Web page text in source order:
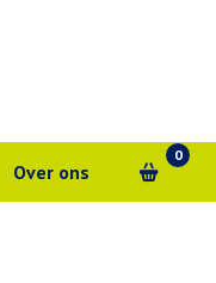
Over ons
0